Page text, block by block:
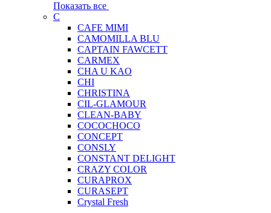
Показать все
C
CAFE MIMI
CAMOMILLA BLU
CAPTAIN FAWCETT
CARMEX
CHA U KAO
CHI
CHRISTINA
CIL-GLAMOUR
CLEAN-BABY
COCOCHOCO
CONCEPT
CONSLY
CONSTANT DELIGHT
CRAZY COLOR
CURAPROX
CURASEPT
Crystal Fresh